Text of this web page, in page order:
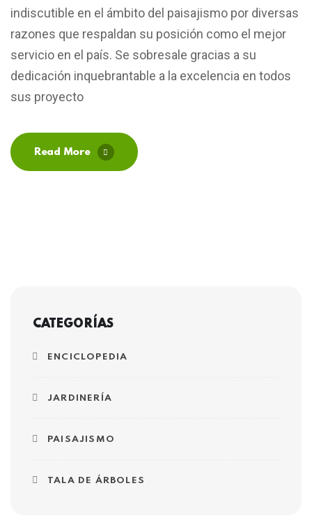
indiscutible en el ámbito del paisajismo por diversas
razones que respaldan su posición como el mejor
servicio en el país. Se sobresale gracias a su
dedicación inquebrantable a la excelencia en todos
sus proyecto
Read More
CATEGORÍAS
ENCICLOPEDIA
JARDINERÍA
PAISAJISMO
TALA DE ÁRBOLES